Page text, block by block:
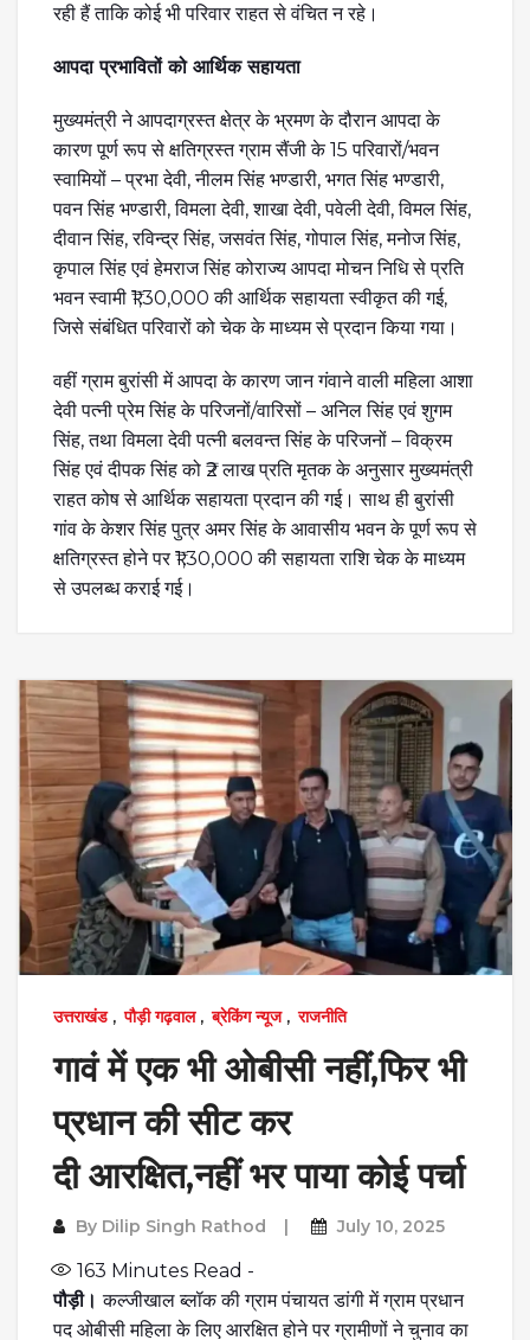
रही हैं ताकि कोई भी परिवार राहत से वंचित न रहे।
आपदा प्रभावितों को आर्थिक सहायता
मुख्यमंत्री ने आपदाग्रस्त क्षेत्र के भ्रमण के दौरान आपदा के
कारण पूर्ण रूप से क्षतिग्रस्त ग्राम सैंजी के 15 परिवारों/भवन
स्वामियों – प्रभा देवी, नीलम सिंह भण्डारी, भगत सिंह भण्डारी,
पवन सिंह भण्डारी, विमला देवी, शाखा देवी, पवेली देवी, विमल सिंह,
दीवान सिंह, रविन्द्र सिंह, जसवंत सिंह, गोपाल सिंह, मनोज सिंह,
कृपाल सिंह एवं हेमराज सिंह कोराज्य आपदा मोचन निधि से प्रति
भवन स्वामी ₹1,30,000 की आर्थिक सहायता स्वीकृत की गई,
जिसे संबंधित परिवारों को चेक के माध्यम से प्रदान किया गया।
वहीं ग्राम बुरांसी में आपदा के कारण जान गंवाने वाली महिला आशा
देवी पत्नी प्रेम सिंह के परिजनों/वारिसों – अनिल सिंह एवं शुगम
सिंह, तथा विमला देवी पत्नी बलवन्त सिंह के परिजनों – विक्रम
सिंह एवं दीपक सिंह को ₹2 लाख प्रति मृतक के अनुसार मुख्यमंत्री
राहत कोष से आर्थिक सहायता प्रदान की गई। साथ ही बुरांसी
गांव के केशर सिंह पुत्र अमर सिंह के आवासीय भवन के पूर्ण रूप से
क्षतिग्रस्त होने पर ₹1,30,000 की सहायता राशि चेक के माध्यम
से उपलब्ध कराई गई।
उत्तराखंड, पौड़ी गढ़वाल, ब्रेकिंग न्यूज, राजनीति
गावं में एक भी ओबीसी नहीं,फिर भी
प्रधान की सीट कर
दी आरक्षित,नहीं भर पाया कोई पर्चा
By Dilip Singh Rathod July 10, 2025
163 Minutes Read -
पौड़ी।कल्जीखाल ब्लॉक की ग्राम पंचायत डांगी में ग्राम प्रधान
पद ओबीसी महिला के लिए आरक्षित होने पर ग्रामीणों ने चुनाव का